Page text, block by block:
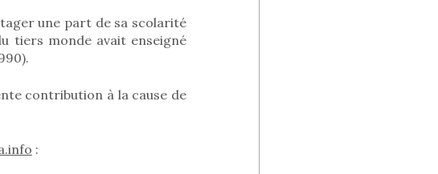
une part de sa scolarité
tiers monde avait enseigné
contribution à la cause de
: